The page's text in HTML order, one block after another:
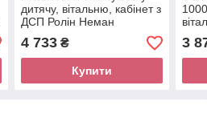
дитячу, вітальню, кабінет з
ДСП Ролін Неман
4 733₴
Купити
3